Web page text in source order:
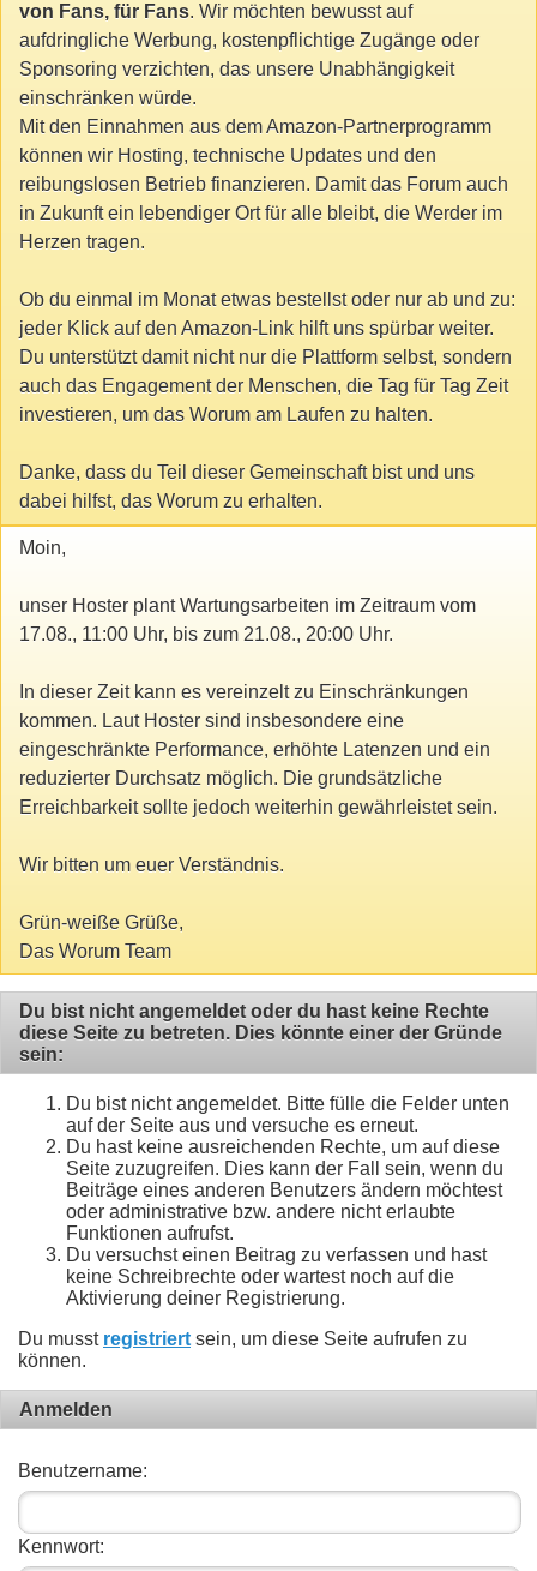
von Fans, für Fans. Wir möchten bewusst auf
aufdringliche Werbung, kostenpflichtige Zugänge oder
Sponsoring verzichten, das unsere Unabhängigkeit
einschränken würde.
Mit den Einnahmen aus dem Amazon-Partnerprogramm
können wir Hosting, technische Updates und den
reibungslosen Betrieb finanzieren. Damit das Forum auch
in Zukunft ein lebendiger Ort für alle bleibt, die Werder im
Herzen tragen.
Ob du einmal im Monat etwas bestellst oder nur ab und zu:
jeder Klick auf den Amazon-Link hilft uns spürbar weiter.
Du unterstützt damit nicht nur die Plattform selbst, sondern
auch das Engagement der Menschen, die Tag für Tag Zeit
investieren, um das Worum am Laufen zu halten.
Danke, dass du Teil dieser Gemeinschaft bist und uns
dabei hilfst, das Worum zu erhalten.
Moin,
unser Hoster plant Wartungsarbeiten im Zeitraum vom
17.08., 11:00 Uhr, bis zum 21.08., 20:00 Uhr.
In dieser Zeit kann es vereinzelt zu Einschränkungen
kommen. Laut Hoster sind insbesondere eine
eingeschränkte Performance, erhöhte Latenzen und ein
reduzierter Durchsatz möglich. Die grundsätzliche
Erreichbarkeit sollte jedoch weiterhin gewährleistet sein.
Wir bitten um euer Verständnis.
Grün-weiße Grüße,
Das Worum Team
Du bist nicht angemeldet oder du hast keine Rechte
diese Seite zu betreten. Dies könnte einer der Gründe
sein:
Du bist nicht angemeldet. Bitte fülle die Felder unten
auf der Seite aus und versuche es erneut.
Du hast keine ausreichenden Rechte, um auf diese
Seite zuzugreifen. Dies kann der Fall sein, wenn du
Beiträge eines anderen Benutzers ändern möchtest
oder administrative bzw. andere nicht erlaubte
Funktionen aufrufst.
Du versuchst einen Beitrag zu verfassen und hast
keine Schreibrechte oder wartest noch auf die
Aktivierung deiner Registrierung.
Du musst registriert sein, um diese Seite aufrufen zu
können.
Anmelden
Benutzername:
Kennwort: